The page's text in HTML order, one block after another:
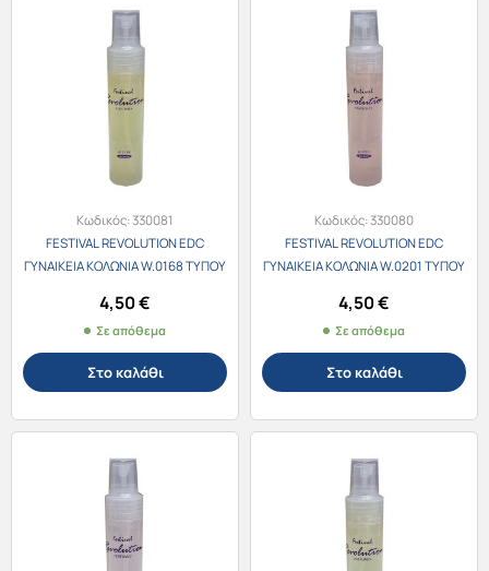
Κωδικός:330081
FESTIVAL REVOLUTION EDC
ΓΥΝΑΙΚΕΙΑ ΚΟΛΩΝΙΑ W.0168 ΤΥΠΟΥ
4,50€
Σε απόθεμα
Στο καλάθι
Κωδικός:330080
FESTIVAL REVOLUTION EDC
ΓΥΝΑΙΚΕΙΑ ΚΟΛΩΝΙΑ W.0201 ΤΥΠΟΥ
4,50€
Σε απόθεμα
Στο καλάθι